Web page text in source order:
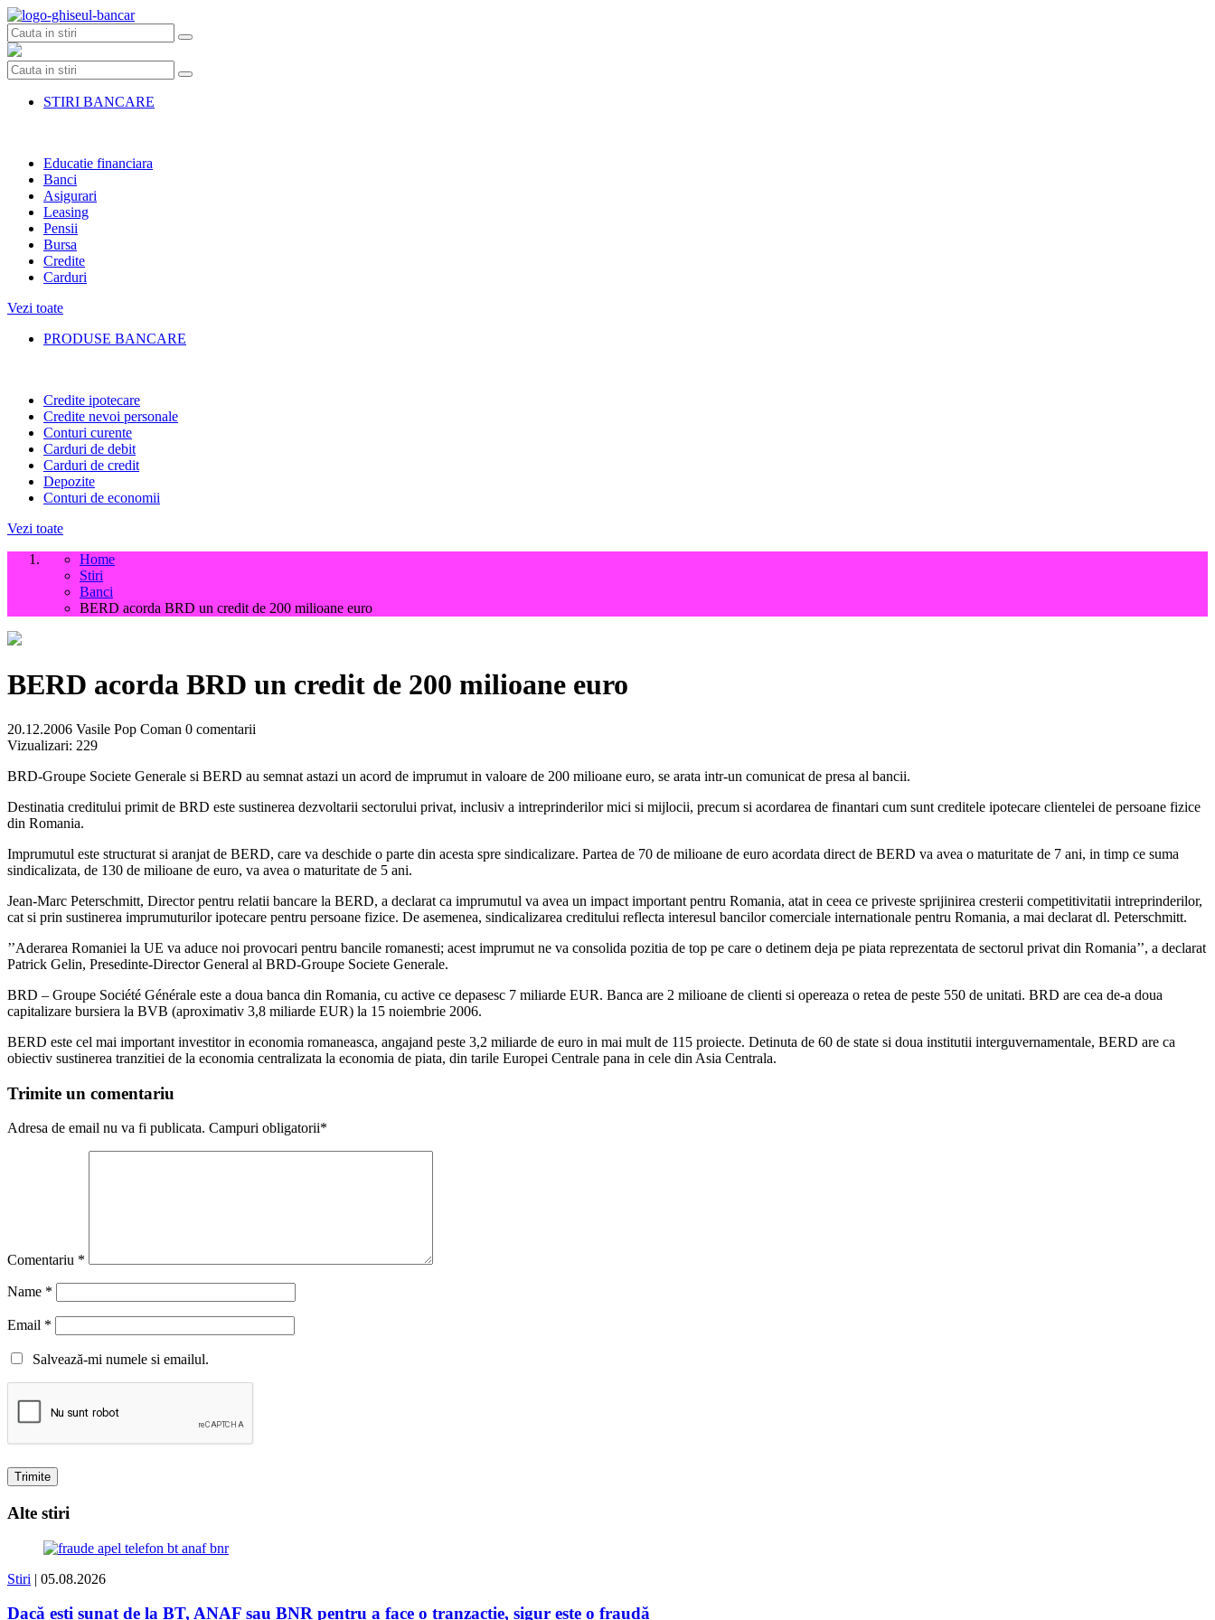
Skip
to
content
STIRI BANCARE
Educatie financiara
Banci
Asigurari
Leasing
Pensii
Bursa
Credite
Carduri
Vezi toate
PRODUSE BANCARE
Credite ipotecare
Credite nevoi personale
Conturi curente
Carduri de debit
Carduri de credit
Depozite
Conturi de economii
Vezi toate
Home
Stiri
Banci
BERD acorda BRD un credit de 200 milioane euro
BERD acorda BRD un credit de 200 milioane euro
20.12.2006 Vasile Pop Coman 0 comentarii
Vizualizari: 229
BRD-Groupe Societe Generale si BERD au semnat astazi un acord de imprumut in valoare de 200 milioane euro, se arata intr-un comunicat de presa al bancii.
Destinatia creditului primit de BRD este sustinerea dezvoltarii sectorului privat, inclusiv a intreprinderilor mici si mijlocii, precum si acordarea de finantari cum sunt creditele ipotecare clientelei de persoane fizice
din Romania.
Imprumutul este structurat si aranjat de BERD, care va deschide o parte din acesta spre sindicalizare. Partea de 70 de milioane de euro acordata direct de BERD va avea o maturitate de 7 ani, in timp ce suma
sindicalizata, de 130 de milioane de euro, va avea o maturitate de 5 ani.
Jean-Marc Peterschmitt, Director pentru relatii bancare la BERD, a declarat ca imprumutul va avea un impact important pentru Romania, atat in ceea ce priveste sprijinirea cresterii competitivitatii intreprinderilor,
cat si prin sustinerea imprumuturilor ipotecare pentru persoane fizice. De asemenea, sindicalizarea creditului reflecta interesul bancilor comerciale internationale pentru Romania, a mai declarat dl. Peterschmitt.
’’Aderarea Romaniei la UE va aduce noi provocari pentru bancile romanesti; acest imprumut ne va consolida pozitia de top pe care o detinem deja pe piata reprezentata de sectorul privat din Romania’’, a declarat
Patrick Gelin, Presedinte-Director General al BRD-Groupe Societe Generale.
BRD – Groupe Société Générale este a doua banca din Romania, cu active ce depasesc 7 miliarde EUR. Banca are 2 milioane de clienti si opereaza o retea de peste 550 de unitati. BRD are cea de-a doua
capitalizare bursiera la BVB (aproximativ 3,8 miliarde EUR) la 15 noiembrie 2006.
BERD este cel mai important investitor in economia romaneasca, angajand peste 3,2 miliarde de euro in mai mult de 115 proiecte. Detinuta de 60 de state si doua institutii interguvernamentale, BERD are ca
obiectiv sustinerea tranzitiei de la economia centralizata la economia de piata, din tarile Europei Centrale pana in cele din Asia Centrala.
Trimite un comentariu
Adresa de email nu va fi publicata. Campuri obligatorii*
Comentariu *
Name *
Email *
Salvează-mi numele si emailul.
Alte stiri
Stiri | 05.08.2026
Dacă ești sunat de la BT, ANAF sau BNR pentru a face o tranzacție, sigur este o fraudă